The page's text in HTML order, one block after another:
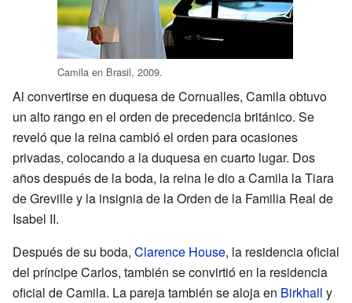
Camila en Brasil, 2009.
Al convertirse en duquesa de Cornualles, Camila obtuvo
un alto rango en el orden de precedencia británico. Se
reveló que la reina cambió el orden para ocasiones
privadas, colocando a la duquesa en cuarto lugar. Dos
años después de la boda, la reina le dio a Camila la Tiara
de Greville y la insignia de la Orden de la Familia Real de
Isabel II.
Después de su boda, Clarence House, la residencia oficial
del príncipe Carlos, también se convirtió en la residencia
oficial de Camila. La pareja también se aloja en Birkhall y